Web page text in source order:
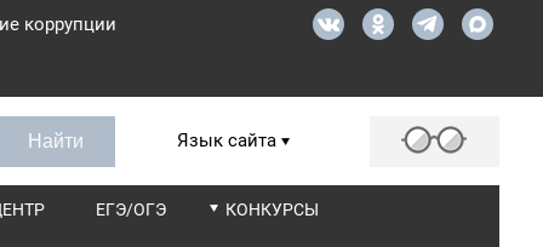
коррупции
Язык сайта
ЕГЭ/ОГЭ КОНКУРСЫ